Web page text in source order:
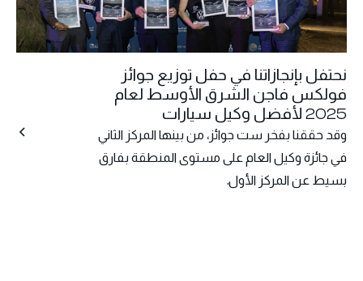
نحتفل بإنجازاتنا في حفل توزيع جوائز
فولكس فاجن الشرق الأوسط لعام
2025 لأفضل وكيل سيارات
وقد حققنا بفخر ست جوائز، من بينها المركز الثاني
في جائزة وكيل العام على مستوى المنطقة بفارق
بسيط عن المركز الأول.